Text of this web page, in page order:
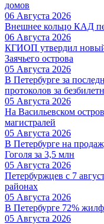
домов
06 Августа 2026
Внешнее кольцо КАД
06 Августа 2026
КГИОП утвердил новый
Заячьего острова
05 Августа 2026
В Петербурге за
протоколов за
05 Августа 2026
На Васильевском
магистралей
05 Августа 2026
В Петербурге на
Гоголя за 3,5 млн
05 Августа 2026
Петербуржцев с 7
районах
05 Августа 2026
В Петербурге 72%
05 Августа 2026